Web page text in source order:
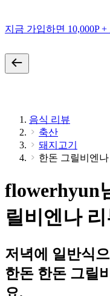
지금 가입하면 10,000P
음식 리뷰
축산
돼지고기
한돈 그릴비엔나
flowerhyun
릴비엔나
저녁에 일반식
한돈 한돈 그릴